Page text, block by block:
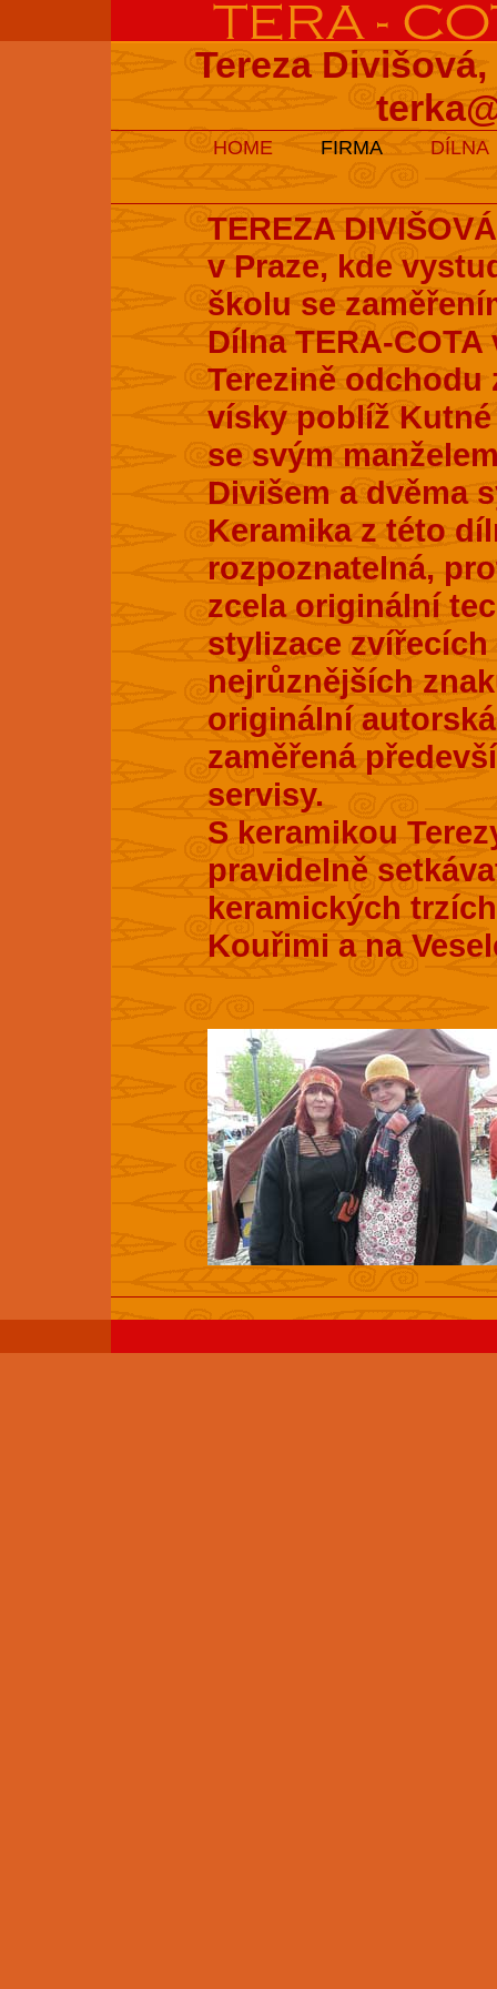
Tereza
HOME FIRMA DÍLNA
TEREZA
v Praze, kde
školu se
Dílna TERA-
Terezině odchodu
vísky poblíž Kutné
se svým
Divišem a dvěma
Keramika z této
rozpoznatelná,
zcela originální
stylizace
nejrůznějších
originální
zaměřená
servisy.
S keramikou
pravidelně
keramických
Kouřimi a na